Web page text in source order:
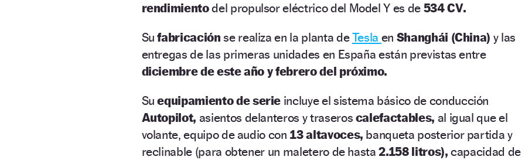
rendimientodel propulsor eléctrico del Model Y es de 534 CV.
Sufabricaciónse realiza en la planta deTesla en Shanghái (China) y las
entregas de las primeras unidades en España están previstas entre
diciembre de este año y febrero del próximo.
Suequipamiento de serie incluye el sistema básico de conducción
Autopilot, asientos delanteros y traseros calefactables, al igual que el
volante, equipo de audio con 13 altavoces, banqueta posterior partida y
reclinable (para obtener un maletero de hasta 2.158 litros),capacidad de